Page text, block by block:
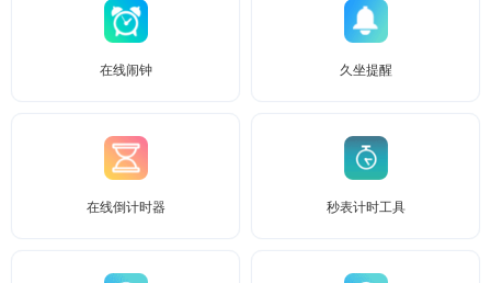
在线闹钟 久坐提醒
在线倒计时器 秒表计时工具